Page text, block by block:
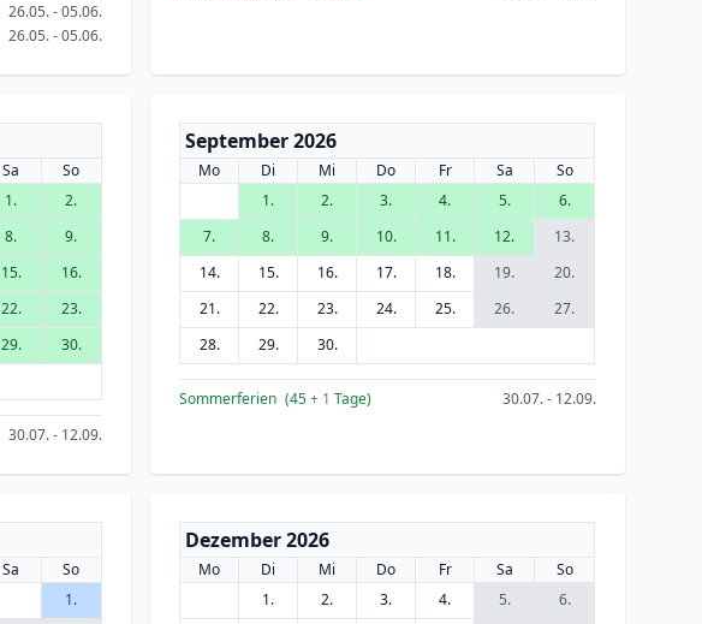
26.05. - 05.06.
26.05. - 05.06.
Sa
So
1.
2.
8.
9.
15.
16.
22.
23.
29.
30.
30.07. - 12.09.
September 2026
Mo Di Mi Do Fr Sa
So
1.
2. 3. 4. 5.
6.
7.
8. 9. 10. 11. 12.
13.
14.
15. 16. 17. 18. 19.
20.
21.
22. 23. 24. 25. 26.
27.
28.
29. 30.
Sommerferien (45+ 1 Tage) 30.07. - 12.09.
Sa
So
1.
Dezember 2026
Mo Di Mi Do Fr Sa
So
1.
2. 3. 4. 5.
6.